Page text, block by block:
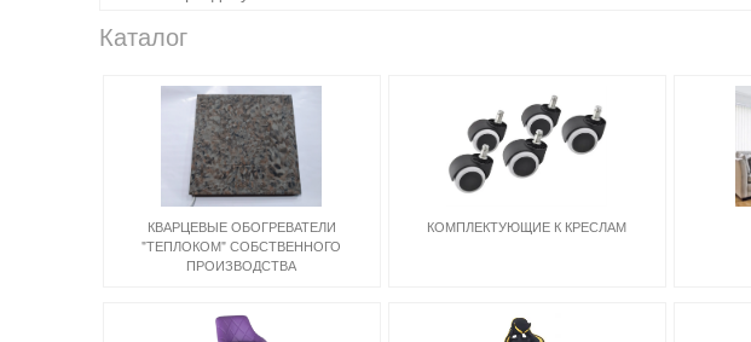
Каталог
КВАРЦЕВЫЕ ОБОГРЕВАТЕЛИ
"ТЕПЛОКОМ" СОБСТВЕННОГО
ПРОИЗВОДСТВА
КОМПЛЕКТУЮЩИЕ К КРЕСЛАМ